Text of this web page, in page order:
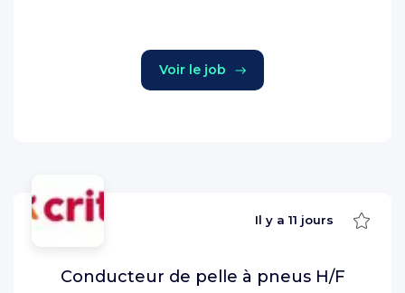
Voir le job
Il y a 11 jours
Conducteur de pelle à pneus H/F